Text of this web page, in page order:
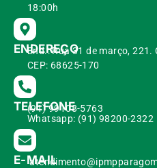
18:00h
ENDEREÇO
End.: Rua 31 de março,
CEP: 68625-170
TELEFONE
(91) 99108-5763
Whatsapp: (91) 98200-2322
E-MAIL